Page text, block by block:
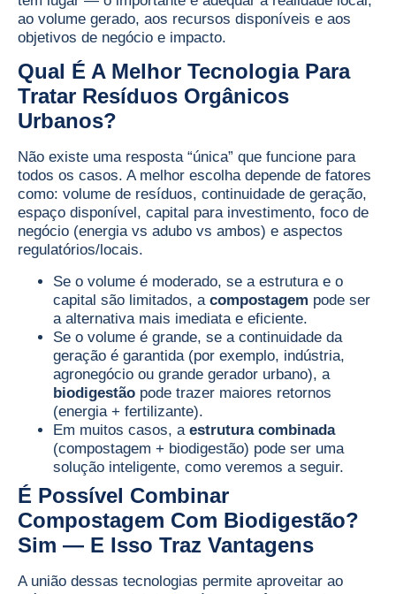
ao volume gerado, aos recursos disponíveis e aos
objetivos de negócio e impacto.
Qual É A Melhor Tecnologia Para
Tratar Resíduos Orgânicos
Urbanos?
Não existe uma resposta “única” que funcione para
todos os casos. A melhor escolha depende de fatores
como: volume de resíduos, continuidade de geração,
espaço disponível, capital para investimento, foco de
negócio (energia vs adubo vs ambos) e aspectos
regulatórios/locais.
Se o volume é moderado, se a estrutura e o
capital são limitados, a compostagem pode ser
a alternativa mais imediata e eficiente.
Se o volume é grande, se a continuidade da
geração é garantida (por exemplo, indústria,
agronegócio ou grande gerador urbano), a
biodigestão pode trazer maiores retornos
(energia + fertilizante).
Em muitos casos, a estrutura combinada
(compostagem + biodigestão) pode ser uma
solução inteligente, como veremos a seguir.
É Possível Combinar
Compostagem Com Biodigestão?
Sim — E Isso Traz Vantagens
A união dessas tecnologias permite aproveitar ao